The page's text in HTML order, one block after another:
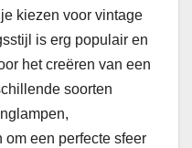
kiezen voor vintage
is erg populair en
het creëren van een
soorten
een perfecte sfeer